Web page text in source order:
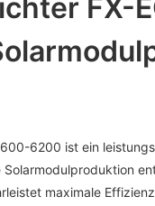
FX-
6200 ist ein
maximale